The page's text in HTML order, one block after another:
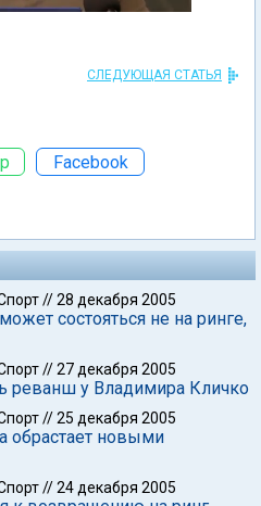
СЛЕДУЮЩАЯ СТАТЬЯ
Facebook
//28 декабря 2005
состояться не на ринге,
//27 декабря 2005
реванш у Владимира Кличко
//25 декабря 2005
обрастает новыми
//24 декабря 2005